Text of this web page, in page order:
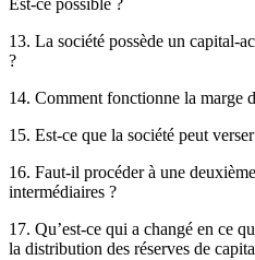
Est-ce possible ?
13. La société possède un capital-
?
14. Comment fonctionne la marge
15. Est-ce que la société peut
16. Faut-il procéder à une
intermédiaires ?
17. Qu’est-ce qui a changé en ce
la distribution des réserves de